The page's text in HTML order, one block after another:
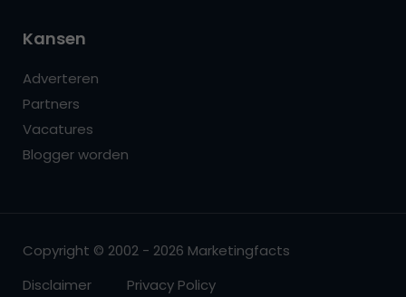
Kansen
Adverteren
Partners
Vacatures
Blogger worden
Copyright © 2002 - 2026 Marketingfacts
Disclaimer
Privacy Policy